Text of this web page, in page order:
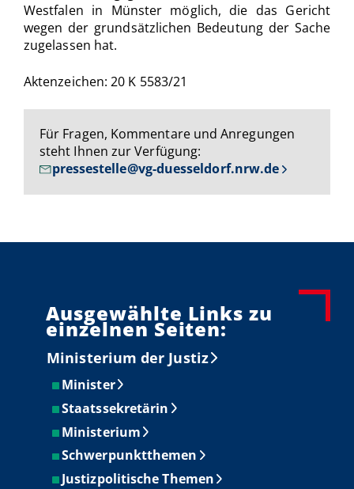
Westfalen in Münster möglich, die das Gericht
wegen der grundsätzlichen Bedeutung der Sache
zugelassen hat.
Aktenzeichen: 20 K 5583/21
Für Fragen, Kommentare und Anregungen
steht Ihnen zur Verfügung:
pressestelle@vg-duesseldorf.nrw.de
Ausgewählte Links zu
einzelnen Seiten:
Ministerium der Justiz
Minister
Staatssekretärin
Ministerium
Schwerpunktthemen
Justizpolitische Themen